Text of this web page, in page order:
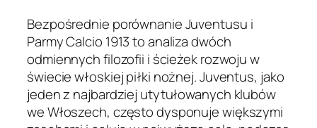
Bezpośrednie porównanie Juventusu i
Parmy Calcio 1913 to analiza dwóch
odmiennych filozofii i ścieżek rozwoju w
świecie włoskiej piłki nożnej. Juventus, jako
jeden z najbardziej utytułowanych klubów
we Włoszech, często dysponuje większymi